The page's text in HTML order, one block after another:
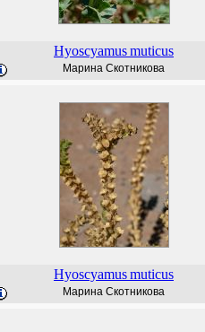
Hyoscyamusmuticus
Марина Скотникова
Hyoscyamusmuticus
Марина Скотникова